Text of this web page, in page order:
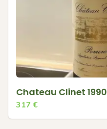
Chateau Clinet 1990
317 €